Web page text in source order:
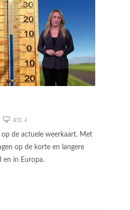
RTL 4
op de actuele weerkaart. Met
op de korte en langere
en in Europa.